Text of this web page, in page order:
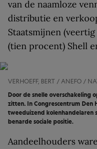
van de naamloze
distributie en
Staatsmijnen
(tien procent) Shell
VERHOEFF, BERT / ANEFO /
Door de snelle overschakeling
zitten. In Congrescentrum Den
tweeduizend kolenhandelaren
benarde sociale positie.
Aandeelhouders